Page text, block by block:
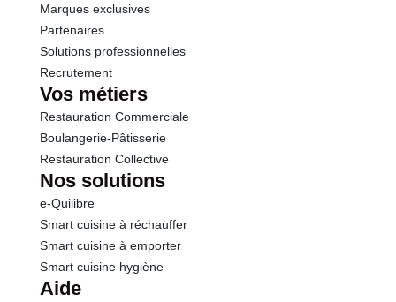
Marques exclusives
Partenaires
Solutions professionnelles
Recrutement
Vos métiers
Restauration Commerciale
Boulangerie-Pâtisserie
Restauration Collective
Nos solutions
e-Quilibre
Smart cuisine à réchauffer
Smart cuisine à emporter
Smart cuisine hygiène
Aide